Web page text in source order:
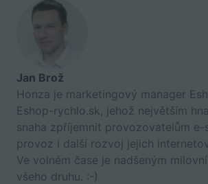
Jan Brož
Honza je marketingový manager
Eshop-rychlo.sk, jehož největším
snaha zpříjemnit provozovatelům
provoz i další rozvoj jejich
Ve volném čase je nadšeným
všeho druhu. :-)